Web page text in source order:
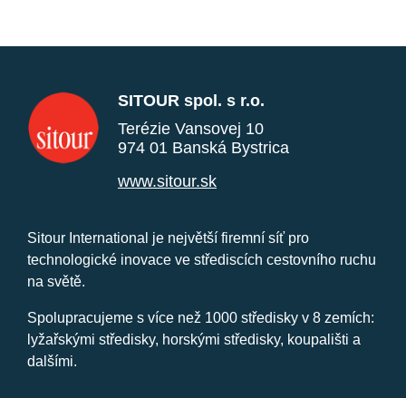
SITOUR spol. s r.o.
Terézie Vansovej 10
974 01 Banská Bystrica
www.sitour.sk
Sitour International je největší firemní síť pro
technologické inovace ve střediscích cestovního ruchu
na světě.
Spolupracujeme s více než 1000 středisky v 8 zemích:
lyžařskými středisky, horskými středisky, koupališti a
dalšími.